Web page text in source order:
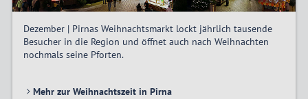
Dezember | Pirnas Weihnachtsmarkt lockt jährlich tausende
Besucher in die Region und öffnet auch nach Weihnachten
nochmals seine Pforten.
Mehr zur Weihnachtszeit in Pirna